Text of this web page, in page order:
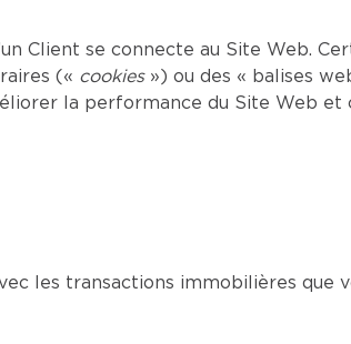
Client se connecte au Site Web.
(« cookies») ou des « balises
la performance du Site Web et
les transactions immobilières que